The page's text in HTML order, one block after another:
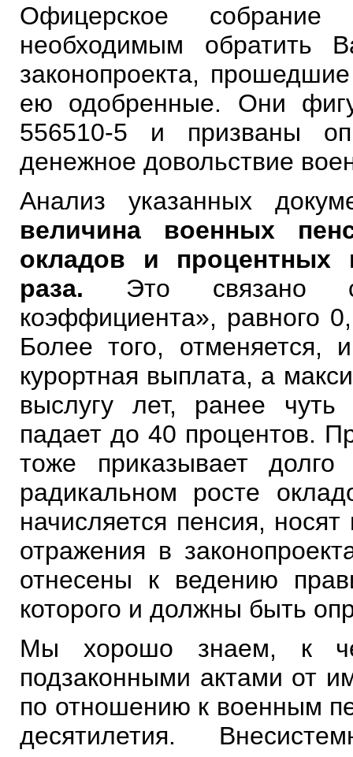
Офицерское собрание
необходимым обратить
законопроекта,
ею одобренные. Они
556510-5 и призваны
денежное довольствие
Анализ указанных
величина военных
окладов и процентных
раза. Это связано
коэффициента», равного
Более того, отменяется,
курортная выплата, а
выслугу лет, ранее
падает до 40 процентов.
тоже приказывает
радикальном росте
начисляется пенсия,
отражения в
отнесены к ведению
которого и должны быть
Мы хорошо знаем, к
подзаконными актами от
по отношению к военным
десятилетия.